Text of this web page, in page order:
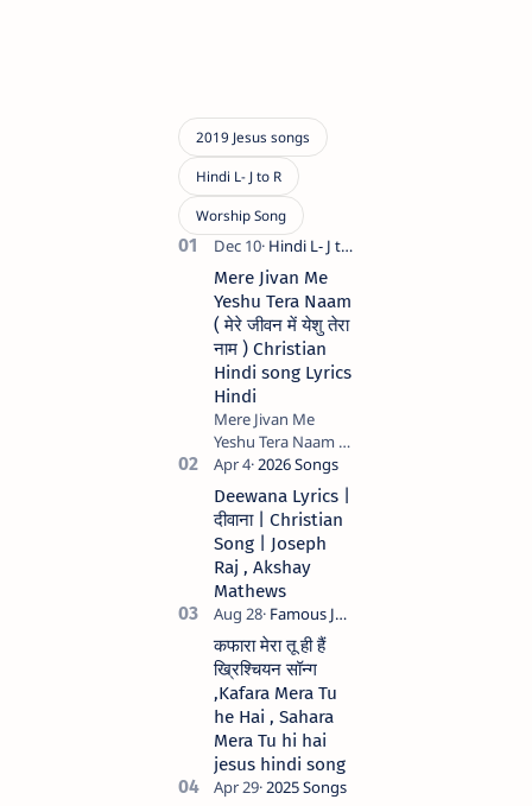
Mere Jivan Me
Yeshu Tera Naam
( मेरे जीवन में येशु तेरा
नाम ) Christian
Hindi song Lyrics
Hindi
Mere Jivan Me
Yeshu Tera Naam (
मेरे जीवन में येशु तेरा नाम )
Christian Hindi
song Lyrics Hindi
Anil Kant …
Deewana Lyrics |
दीवाना | Christian
Song | Joseph
Raj , Akshay
Mathews
कफारा मेरा तू ही हैं
ख्रिश्चियन सॉन्ग
,Kafara Mera Tu
he Hai , Sahara
Mera Tu hi hai
jesus hindi song